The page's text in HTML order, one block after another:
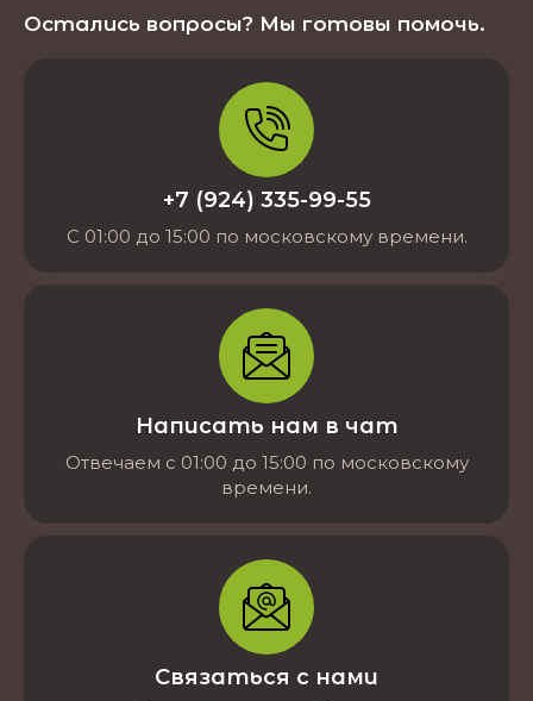
Остались вопросы? Мы готовы помочь.
+7 (924) 335-99-55
С 01:00 до 15:00 по московскому времени.
Написать нам в чат
Отвечаем с 01:00 до 15:00 по московскому
времени.
Связаться с нами